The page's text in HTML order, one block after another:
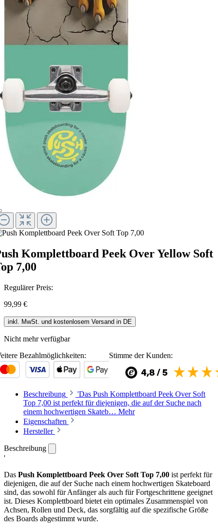
Komplettboard Peek Over Yellow Soft
7,00
Regulärer Preis:
99,99 €
inkl. MwSt. und kostenlosem Versand in DE
Nicht mehr verfügbar
Bezahlmöglichkeiten:
Stimme der Kunden:
Beschreibung
'Das Push Komplettboard Peek Over Soft
Top 7,00 ist perfekt für diejenigen, die auf der Suche nach
einem hochwertigen Skateb… Mehr
Eigenschaften
Hersteller
Beschreibung
'
Das Push Komplettboard Peek Over Soft Top 7,00 ist perfekt für
diejenigen, die auf der Suche nach einem hochwertigen Skateboard
sind, das sowohl für Anfänger als auch für Fortgeschrittene geeignet
ist. Dieses Komplettboard bietet ein optimales Zusammenspiel von
Achsen, Rollen und Deck, das sorgfältig auf die spezifische Größe
des Boards abgestimmt wurde.